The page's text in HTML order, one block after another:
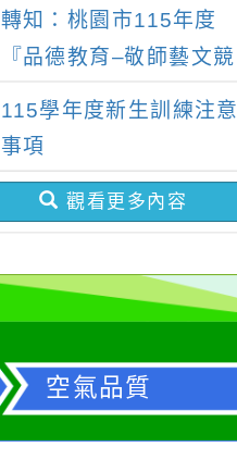
轉知：桃園市115年度
『品德教育–敬師藝文競
115學年度新生訓練注意
事項
觀看更多內容
空氣品質